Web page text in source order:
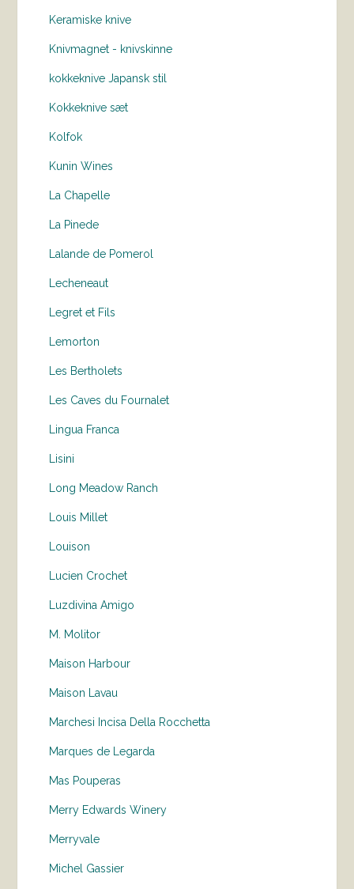
Keramiske knive
Knivmagnet - knivskinne
kokkeknive Japansk stil
Kokkeknive sæt
Kolfok
Kunin Wines
La Chapelle
La Pinede
Lalande de Pomerol
Lecheneaut
Legret et Fils
Lemorton
Les Bertholets
Les Caves du Fournalet
Lingua Franca
Lisini
Long Meadow Ranch
Louis Millet
Louison
Lucien Crochet
Luzdivina Amigo
M. Molitor
Maison Harbour
Maison Lavau
Marchesi Incisa Della Rocchetta
Marques de Legarda
Mas Pouperas
Merry Edwards Winery
Merryvale
Michel Gassier